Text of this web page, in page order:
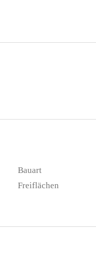
Bauart
Freiflächen